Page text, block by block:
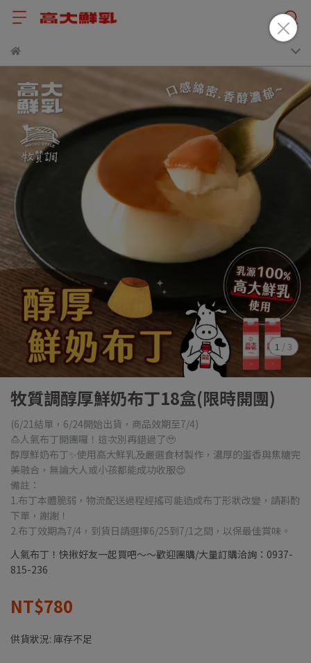
1 / 3
牧質調醇厚鮮奶布丁18盒(限時開團)
(6/21結單，6/24開始出貨，商品效期至7/4)
🍮人氣布丁開團囉！這次別再錯過了🥹
醇厚鮮奶布丁✨使用高大鮮乳及嚴選食材製作，濃厚的蛋香與焦糖完
美融合，無論大人或小孩都能成功收服😍
備註：
1.布丁本體脆弱，物流配送過程經搖可能造成布丁形狀改變，請斟酌
下單，謝謝！
2.布丁效期為7/4，到貨日請選擇6/25到7/1之間，以保最佳賞味。
人氣布丁！快揪好友一起買吧～～歡迎團購/大量訂購洽詢：0937-
815-236
NT$780
供貨狀況: 庫存不足